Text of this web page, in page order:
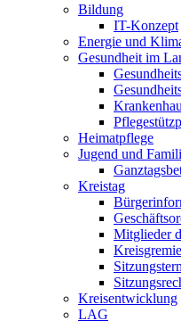
Bildung
IT-Konzept
Energie und
Gesundheit im
Heimatpflege
Jugend und
Kreistag
Mitglieder
Kreisentwicklung
LAG